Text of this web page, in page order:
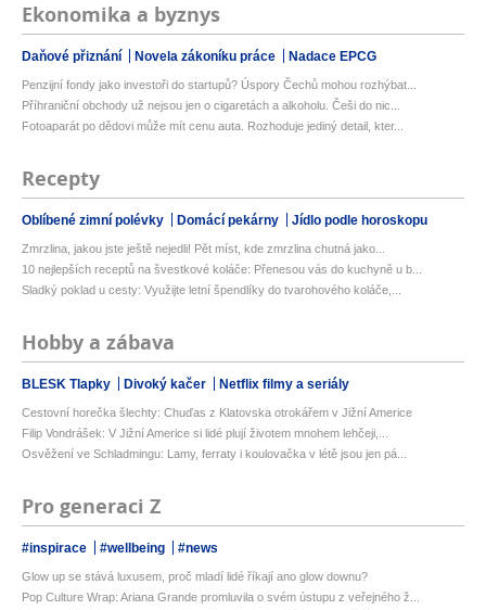
Ekonomika a byznys
Daňové přiznání Novela zákoníku práce Nadace EPCG
Penzijní fondy jako investoři do startupů? Úspory Čechů mohou rozhýbat...
Příhraniční obchody už nejsou jen o cigaretách a alkoholu. Češi do nic...
Fotoaparát po dědovi může mít cenu auta. Rozhoduje jediný detail, kter...
Recepty
Oblíbené zimní polévky Domácí pekárny Jídlo podle horoskopu
Zmrzlina, jakou jste ještě nejedli! Pět míst, kde zmrzlina chutná jako...
10 nejlepších receptů na švestkové koláče: Přenesou vás do kuchyně u b...
Sladký poklad u cesty: Využijte letní špendlíky do tvarohového koláče,...
Hobby a zábava
BLESK Tlapky Divoký kačer Netflix filmy a seriály
Cestovní horečka šlechty: Chuďas z Klatovska otrokářem v Jižní Americe
Filip Vondrášek: V Jižní Americe si lidé plují životem mnohem lehčeji,...
Osvěžení ve Schladmingu: Lamy, ferraty i koulovačka v létě jsou jen pá...
Pro generaci Z
#inspirace #wellbeing #news
Glow up se stává luxusem, proč mladí lidé říkají ano glow downu?
Pop Culture Wrap: Ariana Grande promluvila o svém ústupu z veřejného ž...